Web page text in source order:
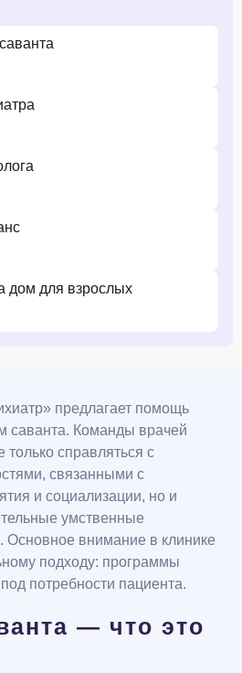
дом для взрослых
предлагает помощь
саванта. Команды врачей
справляться с
связанными с
и социализации, но и
умственные
Основное внимание в клинике
подходу: программы
потребности пациента.
— что это